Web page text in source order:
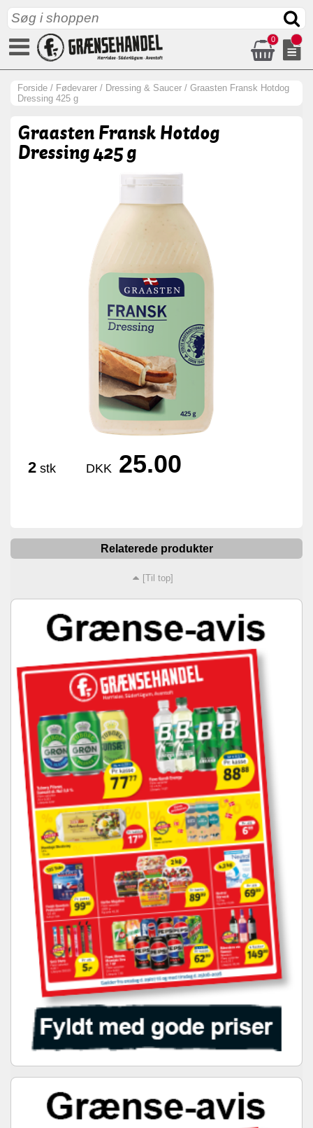
0
Forside / Fødevarer / Dressing & Saucer / Graasten Fransk Hotdog
Dressing 425 g
Graasten Fransk Hotdog
Dressing 425 g
2 stk DKK 25.00
Relaterede produkter
[Til top]